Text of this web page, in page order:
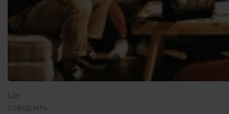
Це
говорить